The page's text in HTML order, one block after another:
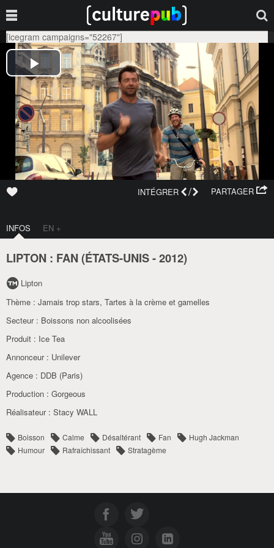
[icegram campaigns="52267"]
PARTAGER
INTÉGRER /
INFOS EN +
LIPTON : FAN (ÉTATS-UNIS-2012)
Lipton
Thème : Jamais trop stars, Tartes à la crème et gamelles
Secteur : Boissons non alcoolisées
Produit : Ice Tea
Annonceur : Unilever
Agence : DDB (Paris)
Production : Gorgeous
Réalisateur : Stacy WALL
Boisson Calme Désaltérant Fan
Hugh Jackman
Humour
Rafraîchissant Stratagème